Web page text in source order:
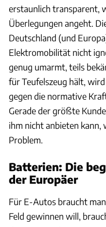
erstaunlich transparent,
Überlegungen angeht.
Deutschland (und
Elektromobilität nicht
genug umarmt, teils
für Teufelszeug hält,
gegen die normative
Gerade der größte
ihm nicht anbieten kann,
Problem.
Batterien: Die
der Europäer
Für E-Autos braucht
Feld gewinnen will,